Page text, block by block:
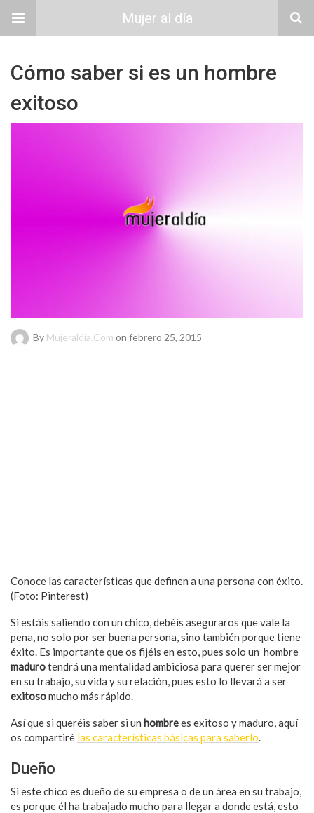
Mujer al día
Cómo saber si es un hombre
exitoso
By Mujeraldia.com on febrero 25, 2015
Conoce las características que definen a una persona con éxito.
(Foto: Pinterest)
Si estáis saliendo con un chico, debéis aseguraros que vale la
pena, no solo por ser buena persona, sino también porque tiene
éxito. Es importante que os fijéis en esto, pues solo un hombre
madurotendrá una mentalidad ambiciosa para querer ser mejor
en su trabajo, su vida y su relación, pues esto lo llevará a ser
exitosomucho más rápido.
Así que si queréis saber si un hombrees exitoso y maduro, aquí
os compartiré las características básicas para saberlo.
Dueño
Si este chico es dueño de su empresa o de un área en su trabajo,
es porque él ha trabajado mucho para llegar a donde está, esto